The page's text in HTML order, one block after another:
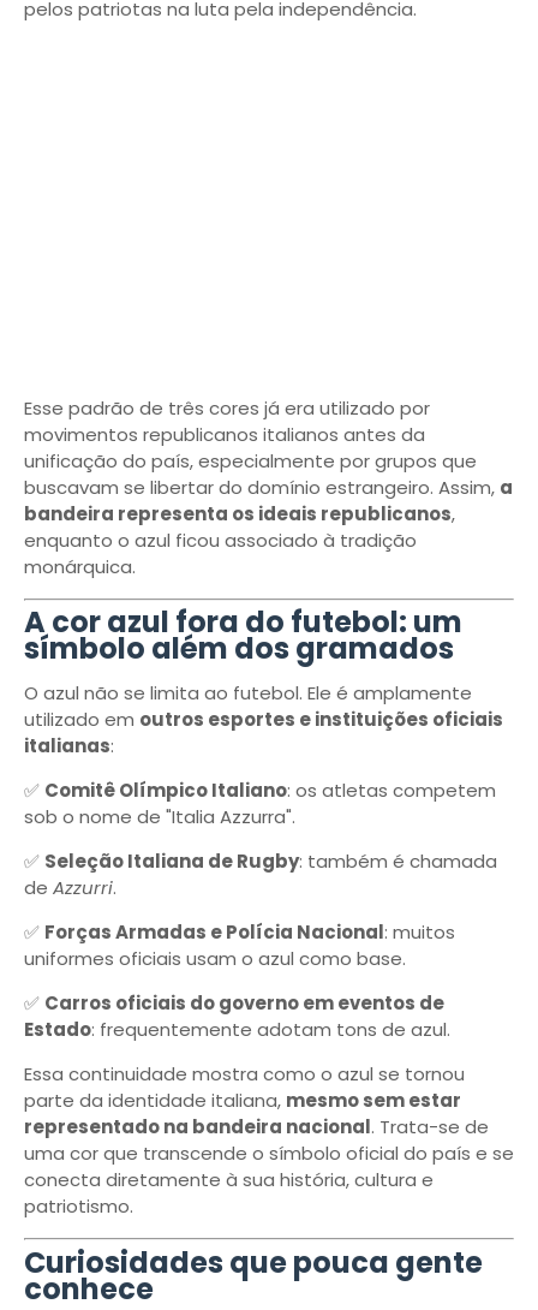
pelos patriotas na luta pela independência.
Esse padrão de três cores já era utilizado por
movimentos republicanos italianos antes da
unificação do país, especialmente por grupos que
buscavam se libertar do domínio estrangeiro. Assim, a
bandeira representa os ideais republicanos,
enquanto o azul ficou associado à tradição
monárquica.
A cor azul fora do futebol: um
símbolo além dos gramados
O azul não se limita ao futebol. Ele é amplamente
utilizado em outros esportes e instituições oficiais
italianas:
✅ Comitê Olímpico Italiano: os atletas competem
sob o nome de "Italia Azzurra".
✅ Seleção Italiana de Rugby: também é chamada
de Azzurri.
✅ Forças Armadas e Polícia Nacional: muitos
uniformes oficiais usam o azul como base.
✅ Carros oficiais do governo em eventos de
Estado: frequentemente adotam tons de azul.
Essa continuidade mostra como o azul se tornou
parte da identidade italiana, mesmo sem estar
representado na bandeira nacional. Trata-se de
uma cor que transcende o símbolo oficial do país e se
conecta diretamente à sua história, cultura e
patriotismo.
Curiosidades que pouca gente
conhece